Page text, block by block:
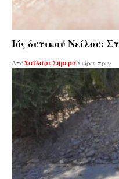
Ιός δυτικού Νείλου:
ΑπόΧαϊδάρι Σήμερα5 ώρες πριν